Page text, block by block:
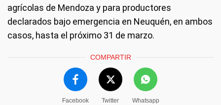
agrícolas de Mendoza y para productores
declarados bajo emergencia en Neuquén, en ambos
casos, hasta el próximo 31 de marzo.
COMPARTIR
Facebook Twitter Whatsapp